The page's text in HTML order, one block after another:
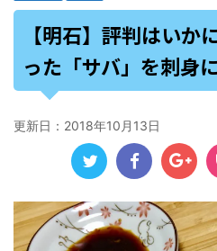
【明石】評判はいか
った「サバ」を刺身
更新日： 2018年10月13日